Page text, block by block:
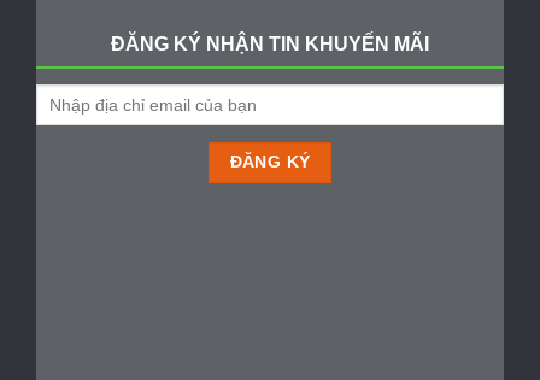
ĐĂNG KÝ NHẬN TIN KHUYẾN MÃI